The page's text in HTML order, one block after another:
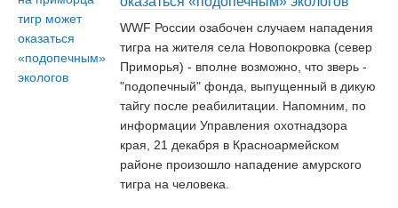
WWF России озабочен случаем нападения
тигра на жителя села Новопокровка (север
Приморья) - вполне возможно, что зверь -
"подопечный" фонда, выпущенный в дикую
тайгу после реабилитации. Напомним, по
информации Управления охотнадзора
края, 21 декабря в Красноармейском
районе произошло нападение амурского
тигра на человека.